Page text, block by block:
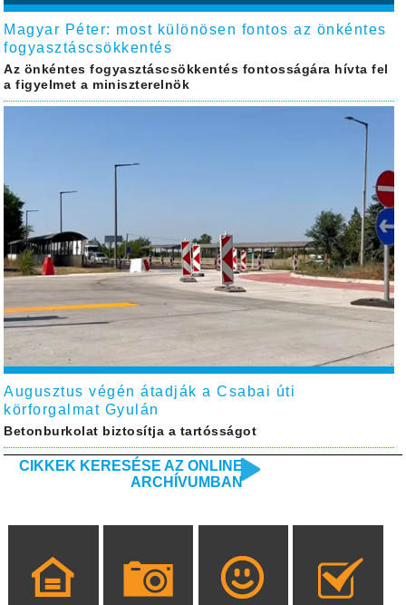
Magyar Péter: most különösen fontos az önkéntes
fogyasztáscsökkentés
Az önkéntes fogyasztáscsökkentés fontosságára hívta fel
a figyelmet a miniszterelnök
Augusztus végén átadják a Csabai úti
körforgalmat Gyulán
Betonburkolat biztosítja a tartósságot
CIKKEK KERESÉSE AZ ONLINE
ARCHÍVUMBAN